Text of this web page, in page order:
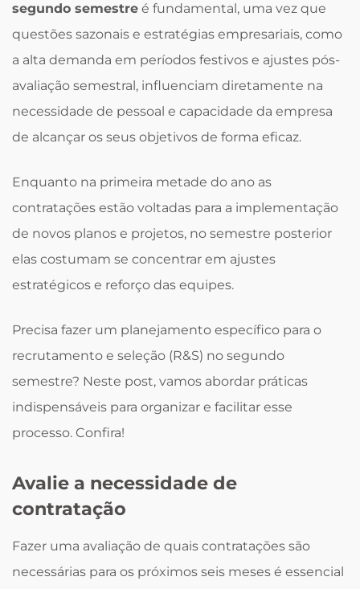
segundo semestre é fundamental, uma vez que
questões sazonais e estratégias empresariais, como
a alta demanda em períodos festivos e ajustes pós-
avaliação semestral, influenciam diretamente na
necessidade de pessoal e capacidade da empresa
de alcançar os seus objetivos de forma eficaz.
Enquanto na primeira metade do ano as
contratações estão voltadas para a implementação
de novos planos e projetos, no semestre posterior
elas costumam se concentrar em ajustes
estratégicos e reforço das equipes.
Precisa fazer um planejamento específico para o
recrutamento e seleção (R&S) no segundo
semestre? Neste post, vamos abordar práticas
indispensáveis para organizar e facilitar esse
processo. Confira!
Avalie a necessidade de
contratação
Fazer uma avaliação de quais contratações são
necessárias para os próximos seis meses é essencial